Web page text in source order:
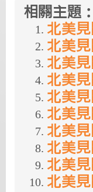
相關主題：
北美
北美
北美
北美
北美
北美
北美
北美
北美
北美